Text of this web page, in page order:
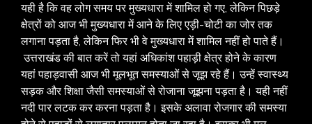
यही है कि वह लोग समय पर मुख्यधारा में शामिल हो गए, लेकिन पिछड़े
क्षेत्रों को आज भी मुख्यधारा में आने के लिए एड़ी-चोटी का जोर तक
लगाना पड़ता है, लेकिन फिर भी वे मुख्यधारा में शामिल नहीं हो पाते हैं।
उत्तराखंड की बात करें तो यहां अधिकांश पहाड़ी क्षेत्र होने के कारण
यहां पहाड़वासी आज भी मूलभूत समस्याओं से जूझ रहे हैं। उन्हें स्वास्थ्य
सड़क और शिक्षा जैसी समस्याओं से रोजाना जूझना पड़ता है। यही नहीं
नदी पार लटक कर करना पड़ता है। इसके अलावा रोजगार की समस्या